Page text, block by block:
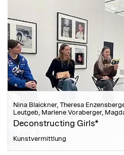
Nina Blaickner, Theresa
Leutgeb, Marlene Voraberger,
Deconstructing Girls*
Kunstvermittlung